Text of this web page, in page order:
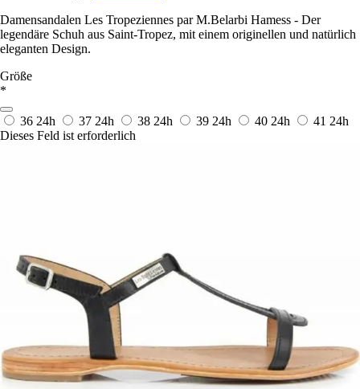
Damensandalen Les Tropeziennes par M.Belarbi Hamess - Der
legendäre Schuh aus Saint-Tropez, mit einem originellen und natürlich
eleganten Design.
Größe
*
36 24h 37 24h 38 24h 39 24h 40 24h 41 24h
Dieses Feld ist erforderlich